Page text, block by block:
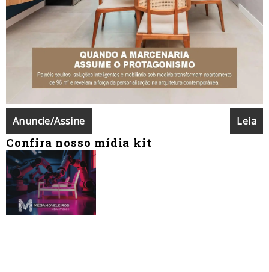
Anuncie/Assine Leia
Confira nosso mídia kit